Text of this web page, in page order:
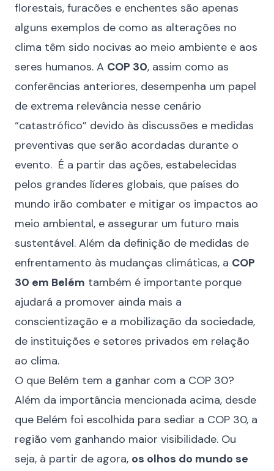
florestais, furacões e enchentes são apenas
alguns exemplos de como as alterações no
clima têm sido nocivas ao meio ambiente e aos
seres humanos. A COP 30, assim como as
conferências anteriores, desempenha um papel
de extrema relevância nesse cenário
“catastrófico” devido às discussões e medidas
preventivas que serão acordadas durante o
evento. É a partir das ações, estabelecidas
pelos grandes líderes globais, que países do
mundo irão combater e mitigar os impactos ao
meio ambiental, e assegurar um futuro mais
sustentável. Além da definição de medidas de
enfrentamento às mudanças climáticas, a COP
30 em Belém também é importante porque
ajudará a promover ainda mais a
conscientização e a mobilização da sociedade,
de instituições e setores privados em relação
ao clima.
O que Belém tem a ganhar com a COP 30?
Além da importância mencionada acima, desde
que Belém foi escolhida para sediar a COP 30, a
região vem ganhando maior visibilidade. Ou
seja, à partir de agora, os olhos do mundo se